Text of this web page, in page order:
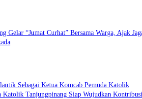
Gelar “Jumat Curhat” Bersama Warga, Ajak
Sebagai Ketua Komcab Pemuda Katolik
Katolik Tanjungpinang Siap Wujudkan Kontribusi